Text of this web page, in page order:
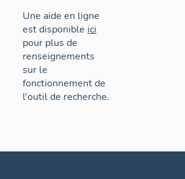
Une aide en ligne
est disponible ici
pour plus de
renseignements
sur le
fonctionnement de
l'outil de recherche.